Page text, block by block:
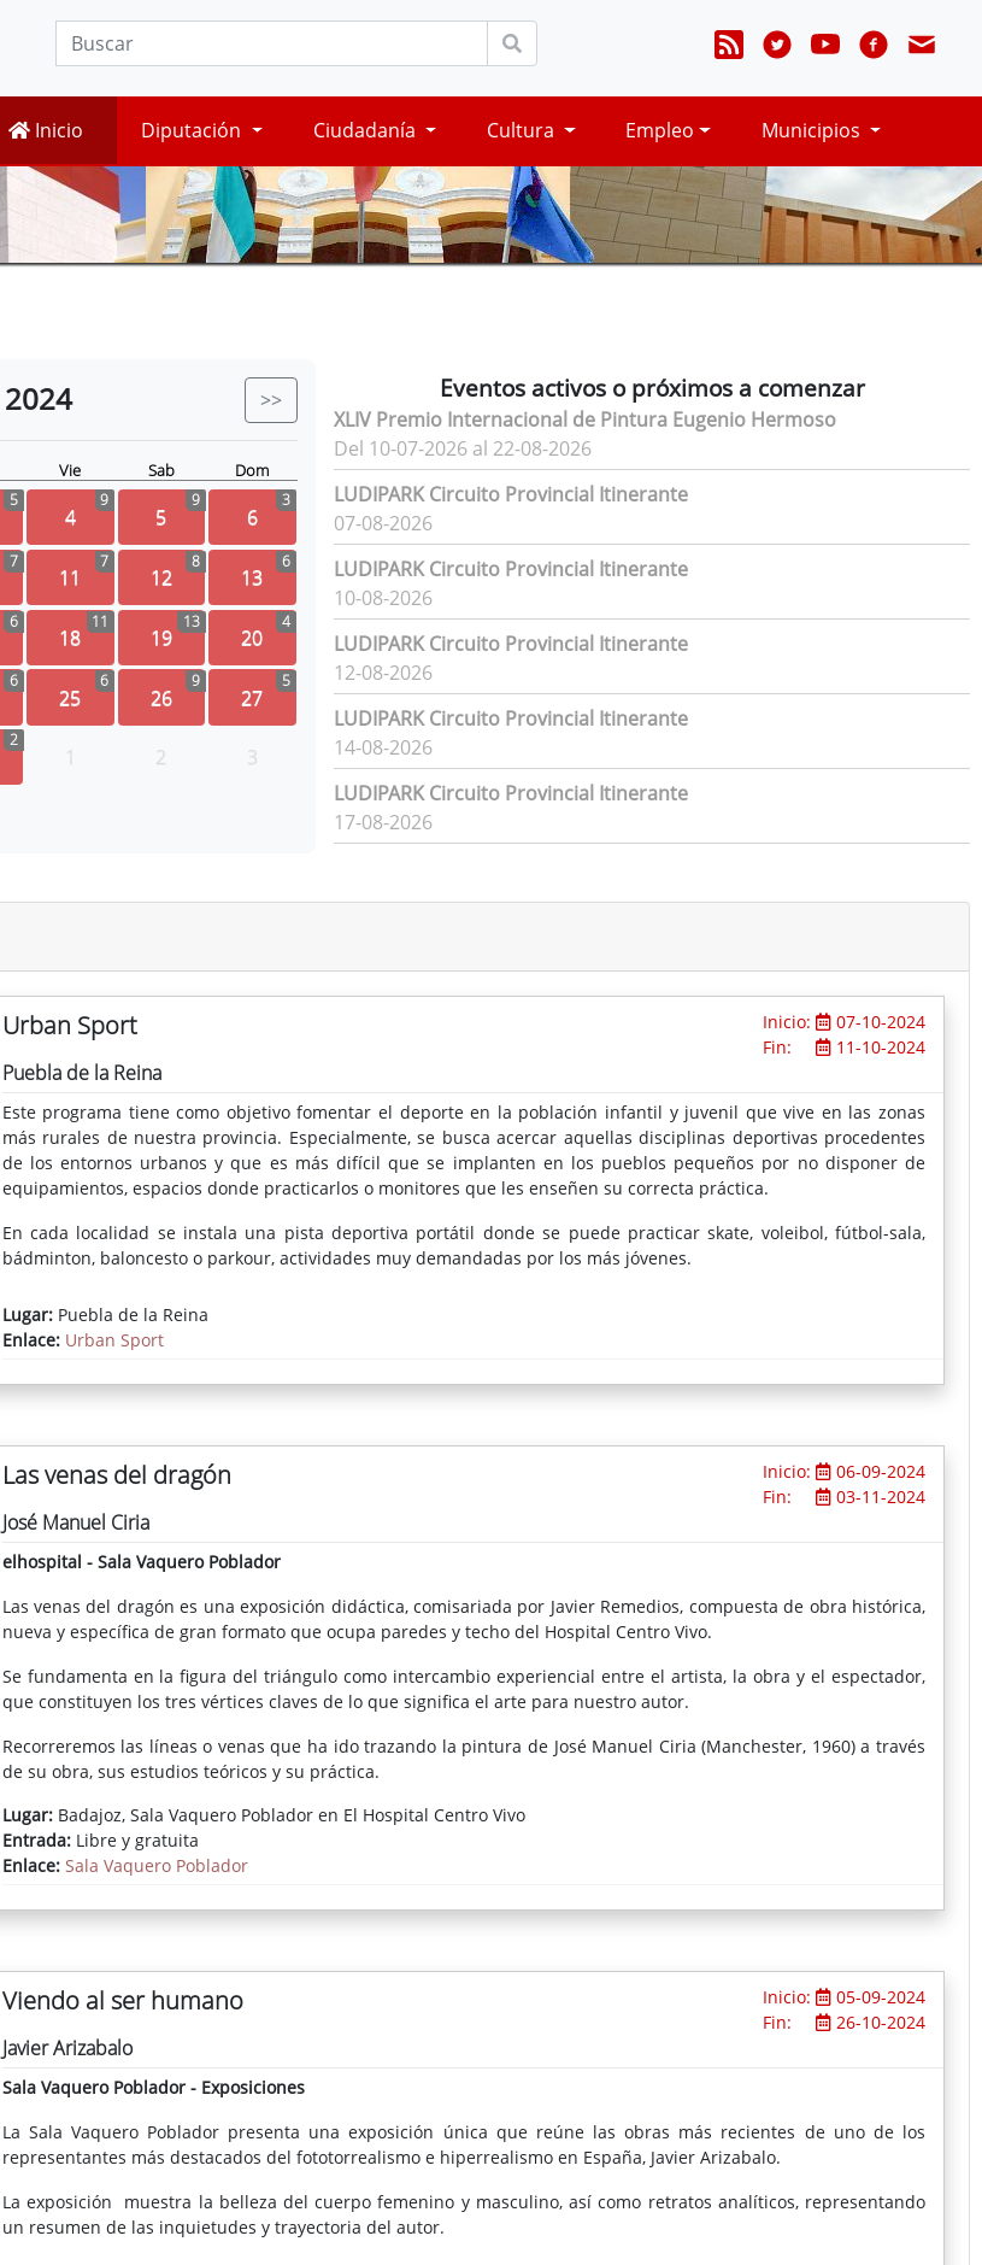
Inicio Diputación Ciudadanía Cultura Empleo Municipios
2024 >>
Vie Sab Dom
5
4
9
5
9
6
3
7
11
7
12
8
13
6
6
18
11
19
13
20
4
6
25
6
26
9
27
5
2
1 2 3
Eventos activos o próximos a comenzar
XLIV Premio Internacional de Pintura Eugenio Hermoso
Del 10-07-2026 al 22-08-2026
LUDIPARK Circuito Provincial Itinerante
07-08-2026
LUDIPARK Circuito Provincial Itinerante
10-08-2026
LUDIPARK Circuito Provincial Itinerante
12-08-2026
LUDIPARK Circuito Provincial Itinerante
14-08-2026
LUDIPARK Circuito Provincial Itinerante
17-08-2026
Urban Sport Inicio:
07-10-2024
Fin:
11-10-2024
Puebla de la Reina
Este programa tiene como objetivo fomentar el deporte en la población infantil y juvenil que vive en las zonas
más rurales de nuestra provincia. Especialmente, se busca acercar aquellas disciplinas deportivas procedentes
de los entornos urbanos y que es más difícil que se implanten en los pueblos pequeños por no disponer de
equipamientos, espacios donde practicarlos o monitores que les enseñen su correcta práctica.
En cada localidad se instala una pista deportiva portátil donde se puede practicar skate, voleibol, fútbol-sala,
bádminton, baloncesto o parkour, actividades muy demandadas por los más jóvenes.
Lugar:Puebla de la Reina
Enlace: Urban Sport
Las venas del dragón Inicio:
06-09-2024
Fin:
03-11-2024
José Manuel Ciria
elhospital - Sala Vaquero Poblador
Las venas del dragón es una exposición didáctica, comisariada por Javier Remedios, compuesta de obra histórica,
nueva y específica de gran formato que ocupa paredes y techo del Hospital Centro Vivo.
Se fundamenta en la figura del triángulo como intercambio experiencial entre el artista, la obra y el espectador,
que constituyen los tres vértices claves de lo que significa el arte para nuestro autor.
Recorreremos las líneas o venas que ha ido trazando la pintura de José Manuel Ciria (Manchester, 1960) a través
de su obra, sus estudios teóricos y su práctica.
José Manuel Ciria es uno de los pintores con más proyección internacional de las últimas generaciones, con
exposiciones en los más grandes museos y ferias del mundo, Nueva York, Los Ángeles, Detroit, Atlanta, Chicago,
Toronto, Ciudad de México, Medellín, São Paulo, Buenos Aires, Santiago de Chile, Tel Aviv, Oporto, Lisboa, París,
acontece, manteniendo una postura clara de artista contemporáneo. De su obra emerge una agresividad visual
apreciación del momento artístico, por lo que su obra está hecha por él para ellos.
El enfoque teórico de su labor no ha tenido más que expandirse en torno a la imagen abstracta, siendo su mente
una suerte de confrontación entre lo gestual y lo geométrico, la exploración temática y la formal, de ciertas
concepciones acerca de la figuración. Mediante once obras pictóricas de gran formato, una proyección sobre
lienzo, pantalla, dibujos, cómics, collages, objetos de archivo, una instalación, una acción performativa y la edición
que vuela, otea y se lanza del cielo hacia la tierra, los campos, las ciudades. Su éxito artístico es el epítome del
rigor analítico.
Lugar:Badajoz, Sala Vaquero Poblador en El Hospital Centro Vivo
Entrada:Libre y gratuita
Enlace: Sala Vaquero Poblador
Viendo al ser humano Inicio:
05-09-2024
Fin:
26-10-2024
Javier Arizabalo
Sala Vaquero Poblador - Exposiciones
La Sala Vaquero Poblador presenta una exposición única que reúne las obras más recientes de uno de los
representantes más destacados del fototorrealismo e hiperrealismo en España, Javier Arizabalo.
La exposición muestra la belleza del cuerpo femenino y masculino, así como retratos analíticos, representando
un resumen de las inquietudes y trayectoria del autor.